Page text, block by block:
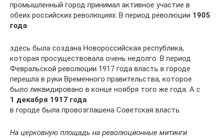
промышленный город принимал активное участие в
обеих российских революциях. В период революции 1905
года
здесь была создана Новороссийская республика,
которая просуществовала очень недолго. В период
Февральской революции 1917 года власть в городе
перешла в руки Временного правительства, которое
было ликвидировано в конце ноября того же года. А с
1 декабря 1917 года
в городе была провозглашена Советская власть.
На церковную площадь на революционные митинги